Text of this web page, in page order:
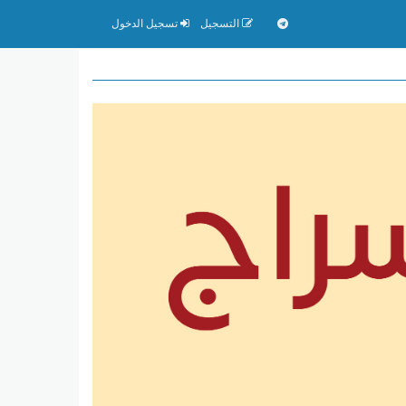
التسجيل تسجيل الدخول